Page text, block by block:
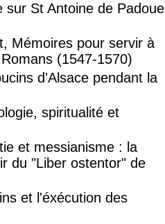
sur St Antoine de Padoue
Mémoires pour servir à
(1547-1570)
d'Alsace pendant la
spiritualité et
et messianisme : la
du "Liber ostentor" de
et l'éxécution des